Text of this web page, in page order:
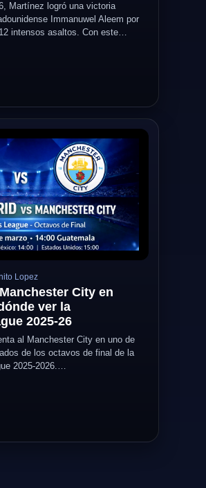
Martínez logró una victoria
Immanuwel Aleem por
intensos asaltos. Con este…
Lopez
City en
ver la
2025-26
al Manchester City en uno de
de los octavos de final de la
2025-2026.…